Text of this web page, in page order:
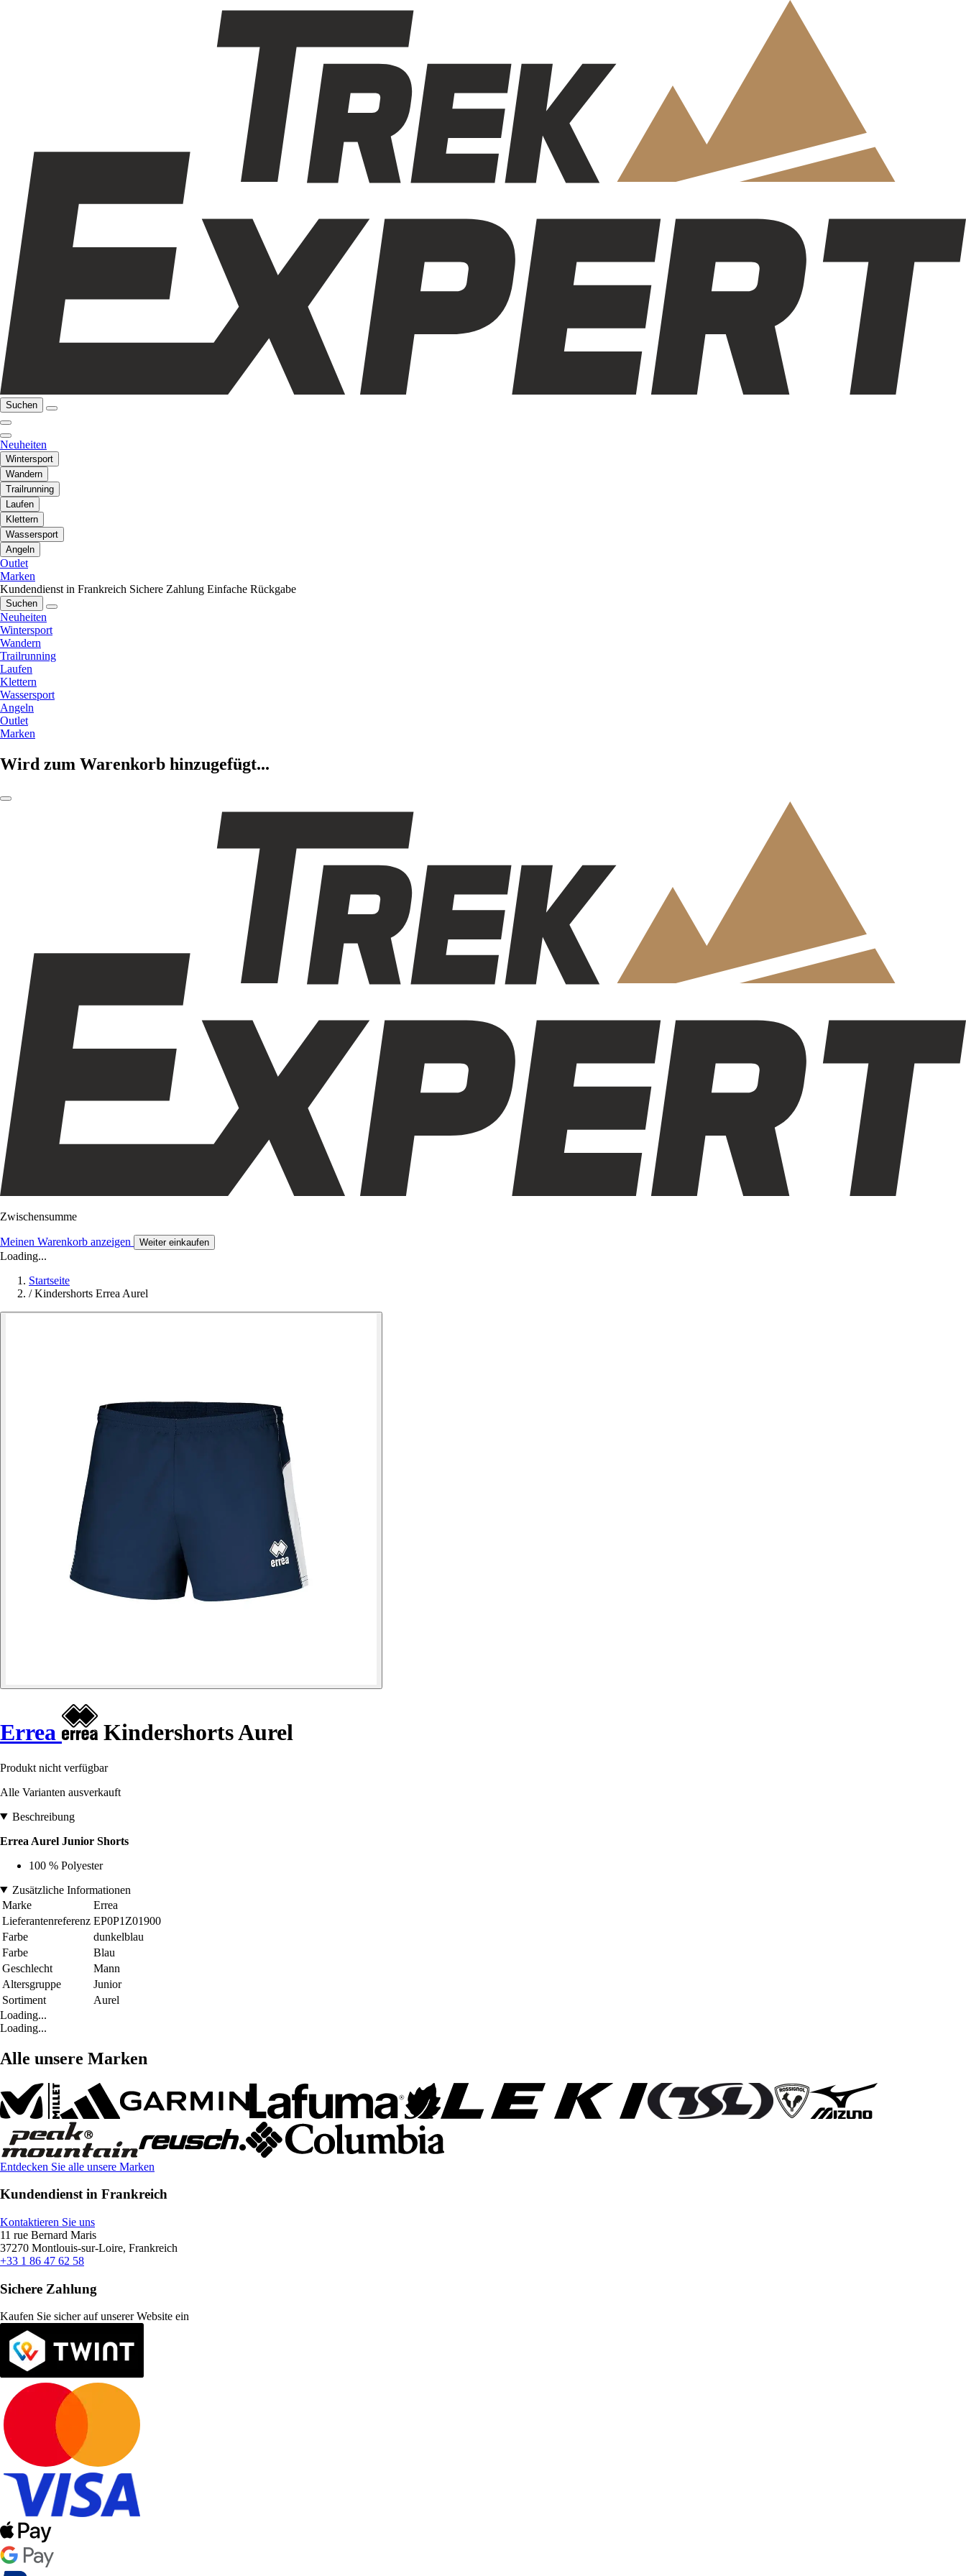
Suchen
Neuheiten
Wintersport
Wandern
Trailrunning
Laufen
Klettern
Wassersport
Angeln
Outlet
Marken
Kundendienst in Frankreich Sichere Zahlung Einfache Rückgabe
Suchen
Neuheiten
Wintersport
Wandern
Trailrunning
Laufen
Klettern
Wassersport
Angeln
Outlet
Marken
Wird zum Warenkorb hinzugefügt...
Zwischensumme
Meinen Warenkorb anzeigen Weiter einkaufen
Loading...
Startseite
/ Kindershorts Errea Aurel
Errea Kindershorts Aurel
Produkt nicht verfügbar
Alle Varianten ausverkauft
Beschreibung
Errea Aurel Junior Shorts
100 % Polyester
Zusätzliche Informationen
Marke
Errea
Lieferantenreferenz EP0P1Z01900
Farbe
dunkelblau
Farbe
Blau
Geschlecht
Mann
Altersgruppe
Junior
Sortiment
Aurel
Loading...
Loading...
Alle unsere Marken
Entdecken Sie alle unsere Marken
Kundendienst in Frankreich
Kontaktieren Sie uns
11 rue Bernard Maris
37270 Montlouis-sur-Loire, Frankreich
+33 1 86 47 62 58
Sichere Zahlung
Kaufen Sie sicher auf unserer Website ein